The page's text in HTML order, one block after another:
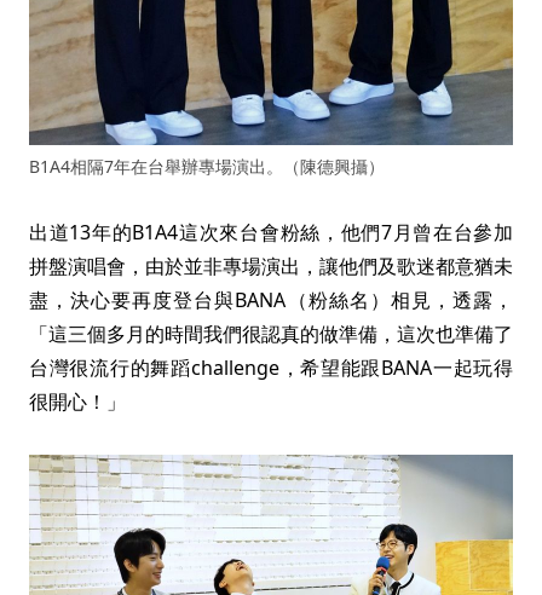
B1A4相隔7年在台舉辦專場演出。（陳德興攝）
出道13年的B1A4這次來台會粉絲，他們7月曾在台參加
拼盤演唱會，由於並非專場演出，讓他們及歌迷都意猶未
盡，決心要再度登台與BANA（粉絲名）相見，透露，
「這三個多月的時間我們很認真的做準備，這次也準備了
台灣很流行的舞蹈challenge，希望能跟BANA一起玩得
很開心！」